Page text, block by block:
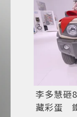
李多慧砸
藏彩蛋